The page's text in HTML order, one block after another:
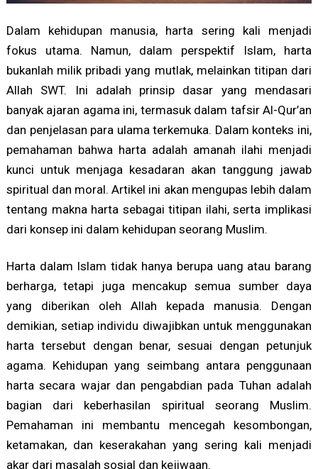
Dalam kehidupan manusia, harta sering kali menjadi
fokus utama. Namun, dalam perspektif Islam, harta
bukanlah milik pribadi yang mutlak, melainkan titipan dari
Allah SWT. Ini adalah prinsip dasar yang mendasari
banyak ajaran agama ini, termasuk dalam tafsir Al-Qur’an
dan penjelasan para ulama terkemuka. Dalam konteks ini,
pemahaman bahwa harta adalah amanah ilahi menjadi
kunci untuk menjaga kesadaran akan tanggung jawab
spiritual dan moral. Artikel ini akan mengupas lebih dalam
tentang makna harta sebagai titipan ilahi, serta implikasi
dari konsep ini dalam kehidupan seorang Muslim.
Harta dalam Islam tidak hanya berupa uang atau barang
berharga, tetapi juga mencakup semua sumber daya
yang diberikan oleh Allah kepada manusia. Dengan
demikian, setiap individu diwajibkan untuk menggunakan
harta tersebut dengan benar, sesuai dengan petunjuk
agama. Kehidupan yang seimbang antara penggunaan
harta secara wajar dan pengabdian pada Tuhan adalah
bagian dari keberhasilan spiritual seorang Muslim.
Pemahaman ini membantu mencegah kesombongan,
ketamakan, dan keserakahan yang sering kali menjadi
akar dari masalah sosial dan kejiwaan.